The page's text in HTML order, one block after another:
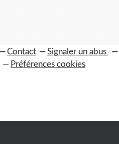
Contact Signaler un abus
Préférences cookies